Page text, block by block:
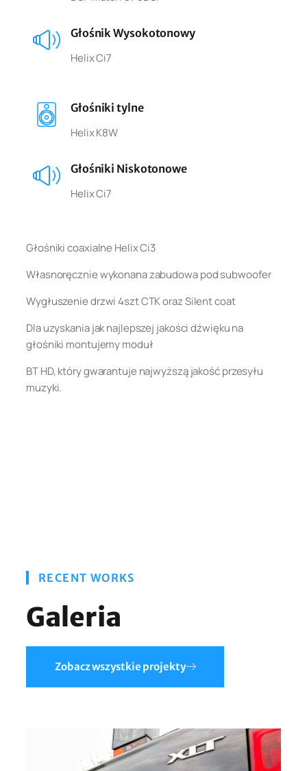
Głośnik Wysokotonowy
Helix Ci7
Głośniki tylne
Helix K8W
Głośniki Niskotonowe
Helix Ci7
Głośniki coaxialne Helix Ci3
Własnoręcznie wykonana zabudowa pod subwoofer
Wygłuszenie drzwi 4szt CTK oraz Silent coat
Dla uzyskania jak najlepszej jakości dźwięku na
głośniki montujemy moduł
BT HD, który gwarantuje najwyższą jakość przesyłu
muzyki.
RECENT WORKS
Galeria
Zobacz wszystkie projekty